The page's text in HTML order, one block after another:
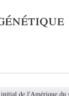
de l'Amérique du